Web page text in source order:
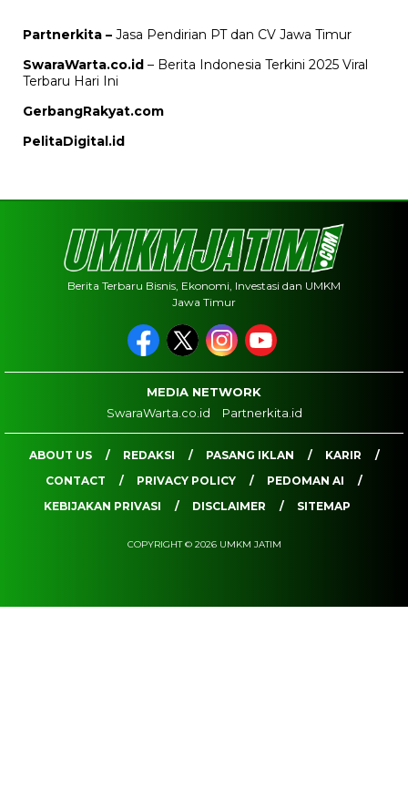
Partnerkita – Jasa Pendirian PT dan CV Jawa Timur
SwaraWarta.co.id – Berita Indonesia Terkini 2025 Viral
Terbaru Hari Ini
GerbangRakyat.com
PelitaDigital.id
Berita Terbaru Bisnis, Ekonomi, Investasi dan UMKM
Jawa Timur
MEDIA NETWORK
SwaraWarta.co.id
Partnerkita.id
ABOUT US REDAKSI PASANG IKLAN
KARIR
CONTACT
PRIVACY POLICY
PEDOMAN AI
KEBIJAKAN PRIVASI
DISCLAIMER SITEMAP
COPYRIGHT © 2026 UMKM JATIM